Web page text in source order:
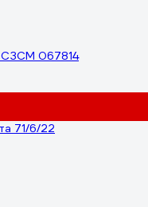
СЗСМ 067814